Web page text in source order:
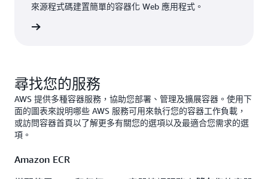
來源程式碼建置簡單的容器化 Web 應用程式。
尋找您的服務
AWS 提供多種容器服務，協助您部署、管理及擴展容器。使用下
面的圖表來說明哪些 AWS 服務可用來執行您的容器工作負載，
或訪問容器首頁以了解更多有關您的選項以及最適合您需求的選
項。
Amazon ECR